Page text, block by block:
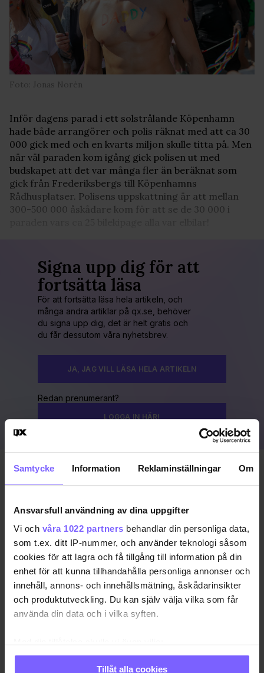
Samtycke Information Reklaminställningar Om
Ansvarsfull användning av dina uppgifter
Vi och våra 1022 partners behandlar din personliga data,
som t.ex. ditt IP-nummer, och använder teknologi såsom
cookies för att lagra och få tillgång till information på din
enhet för att kunna tillhandahålla personliga annonser och
innehåll, annons- och innehållsmätning, åskådarinsikter
och produktutveckling. Du kan själv välja vilka som får
använda din data och i vilka syften.
Samla in information om din geografiska plats
Tillåt alla cookies
Foto: Jonas Norén
Inför dagens parad i ett solstrålande Köpenhamn
hade både arrangörer och polis räknat med att ca 30
000 gick med och en kvarts miljon skulle titta på. Men
när väl paraden kom igång gick polisen ut med
budskapet att det var många fler än beräknat som
gick från Frederiksbergs till Köpenhamns
Rådhusplatser. Polisens uppskattning är att mellan
300-500 000 åskådare kom för att se de 30 000 i
Signa upp dig för att
fortsätta läsa
För att fortsätta läsa hela artikeln, och
många andra artiklar på qx.se, behöver
du signa upp dig, det är helt gratis och
du får dessutom våra nyhetsbrev.
JA, JAG VILL LÄSA HELA ARTIKELN
Redan prenumerant?
LOGGA IN HÄR!
Uppdaterad 2024-03-15
KÖPENHAMN PRIDE PRIDE 2023
DELA DEN HÄR ARTIKELN